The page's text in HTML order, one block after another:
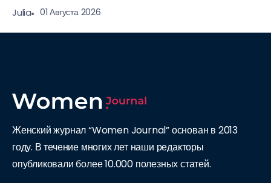
Julia 01 Августа 2026
Женский журнал “Women Journal” основан в 2013
году. В течение многих лет наши редакторы
опубликовали более 10.000 полезных статей.